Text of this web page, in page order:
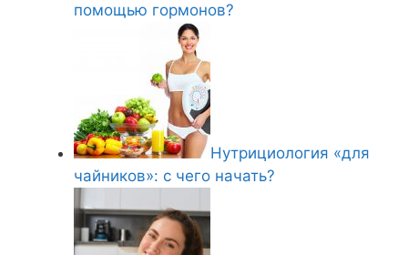
помощью гормонов?
Нутрициология «для
чайников»: с чего начать?